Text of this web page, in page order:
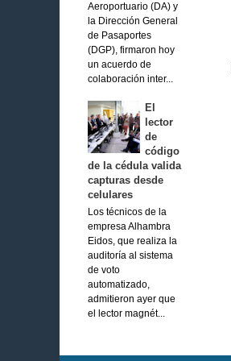
Aeroportuario (DA) y
la Dirección General
de Pasaportes
(DGP), firmaron hoy
un acuerdo de
colaboración inter...
El
lector
de
código
de la cédula valida
capturas desde
celulares
Los técnicos de la
empresa Alhambra
Eidos, que realiza la
auditoría al sistema
de voto
automatizado,
admitieron ayer que
el lector magnét...